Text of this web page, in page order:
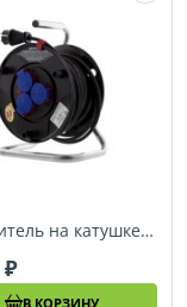
Удлинитель на катушке 20 м Brennenstuhl Garant (1098458001)
В КОРЗИНУ